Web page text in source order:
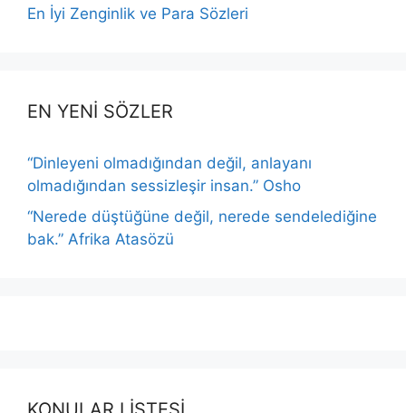
En İyi Zenginlik ve Para Sözleri
EN YENİ SÖZLER
“Dinleyeni olmadığından değil, anlayanı
olmadığından sessizleşir insan.” Osho
“Nerede düştüğüne değil, nerede sendelediğine
bak.” Afrika Atasözü